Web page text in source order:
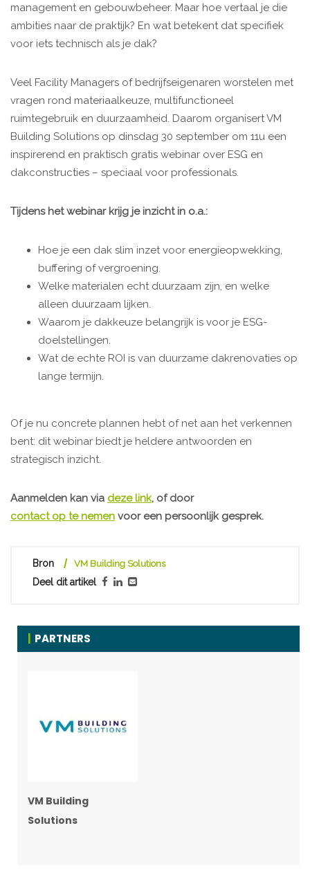
management en gebouwbeheer. Maar hoe vertaal je die
ambities naar de praktijk? En wat betekent dat specifiek
voor iets technisch als je dak?
Veel Facility Managers of bedrijfseigenaren worstelen met
vragen rond materiaalkeuze, multifunctioneel
ruimtegebruik en duurzaamheid. Daarom organisert VM
Building Solutions op dinsdag 30 september om 11u een
inspirerend en praktisch gratis webinar over ESG en
dakconstructies – speciaal voor professionals.
Tijdens het webinar krijg je inzicht in o.a.:
Hoe je een dak slim inzet voor energieopwekking,
buffering of vergroening.
Welke materialen echt duurzaam zijn, en welke
alleen duurzaam lijken.
Waarom je dakkeuze belangrijk is voor je ESG-
doelstellingen.
Wat de echte ROI is van duurzame dakrenovaties op
lange termijn.
Of je nu concrete plannen hebt of net aan het verkennen
bent: dit webinar biedt je heldere antwoorden en
strategisch inzicht.
Aanmelden kan via deze link, of door
contact op te nemen voor een persoonlijk gesprek.
Bron VM Building Solutions
Deel dit artikel
PARTNERS
VM Building
Solutions